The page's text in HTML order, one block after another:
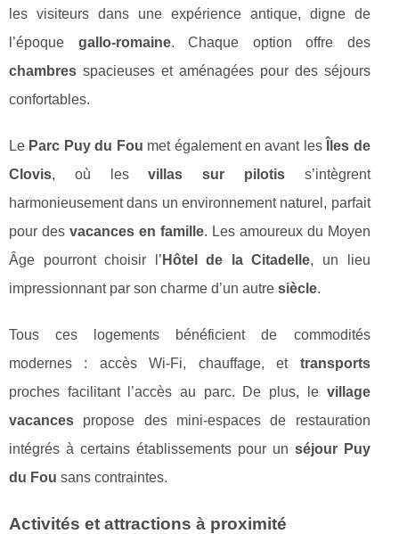
les visiteurs dans une expérience antique, digne de
l’époque gallo-romaine. Chaque option offre des
chambres spacieuses et aménagées pour des séjours
confortables.
Le Parc Puy du Fou met également en avant les
Îles de
Clovis, où lesvillas sur pilotiss’intègrent
harmonieusement dans un environnement naturel, parfait
pour des vacances en famille. Les amoureux du Moyen
Âge pourront choisir l’ Hôtel de la Citadelle, un lieu
impressionnant par son charme d’un autre siècle.
Tous ces logements bénéficient de commodités
modernes : accès Wi-Fi, chauffage, et transports
proches facilitant l’accès au parc. De plus, le village
vacances propose des mini-espaces de restauration
intégrés à certains établissements pour un séjour Puy
du Fou sans contraintes.
Activités et attractions à proximité